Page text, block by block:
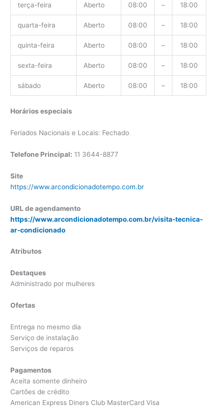
terça-feira Aberto 08:00 – 18:00
quarta-feira Aberto 08:00 – 18:00
quinta-feira Aberto 08:00 – 18:00
sexta-feira Aberto 08:00 – 18:00
sábado Aberto 08:00 – 18:00
Horários especiais
Feriados Nacionais e Locais: Fechado
Telefone Principal: 11 3644-8877
Site
https://www.arcondicionadotempo.com.br
URL de agendamento
https://www.arcondicionadotempo.com.br/visita-tecnica-
ar-condicionado
Atributos
Destaques
Administrado por mulheres
Ofertas
Entrega no mesmo dia
Serviço de instalação
Serviços de reparos
Pagamentos
Aceita somente dinheiro
Cartões de crédito
American Express Diners Club MasterCard Visa